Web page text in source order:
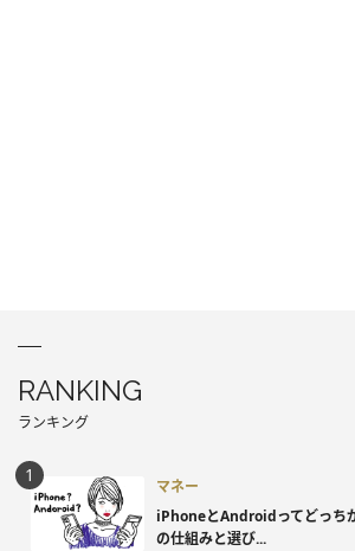
RANKING
ランキング
マネー
iPhoneとAndroidってどっち
の仕組みと選び...